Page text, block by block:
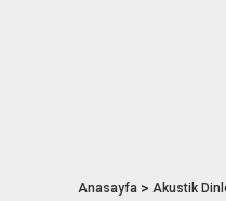
Anasayfa Akustik